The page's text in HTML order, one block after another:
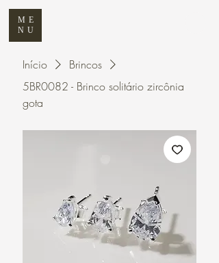
ME
NU
Início
Brincos
5BR0082 - Brinco solitário zircônia
gota